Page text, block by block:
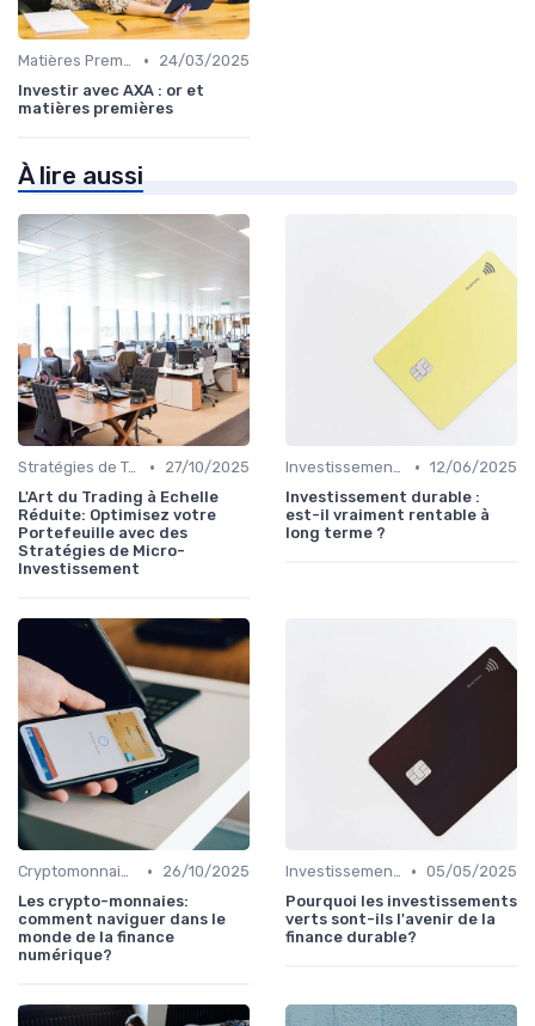
Matières Premières et Or •
24/03/2025
Investir avec AXA : or et
matières premières
À lire aussi
Stratégies de Trading •
27/10/2025
L'Art du Trading à Echelle
Réduite: Optimisez votre
Portefeuille avec des
Stratégies de Micro-
Investissement
Investissements Écologiques et Durables • 12/06/2025
Investissement durable :
est-il vraiment rentable à
long terme ?
Cryptomonnaies •
26/10/2025
Les crypto-monnaies:
comment naviguer dans le
monde de la finance
numérique?
Investissements Écologiques et Durables • 05/05/2025
Pourquoi les investissements
verts sont-ils l'avenir de la
finance durable?